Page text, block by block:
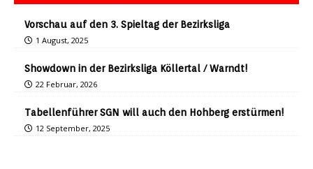
Vorschau auf den 3. Spieltag der Bezirksliga
1 August, 2025
Showdown in der Bezirksliga Köllertal / Warndt!
22 Februar, 2026
Tabellenführer SGN will auch den Hohberg erstürmen!
12 September, 2025